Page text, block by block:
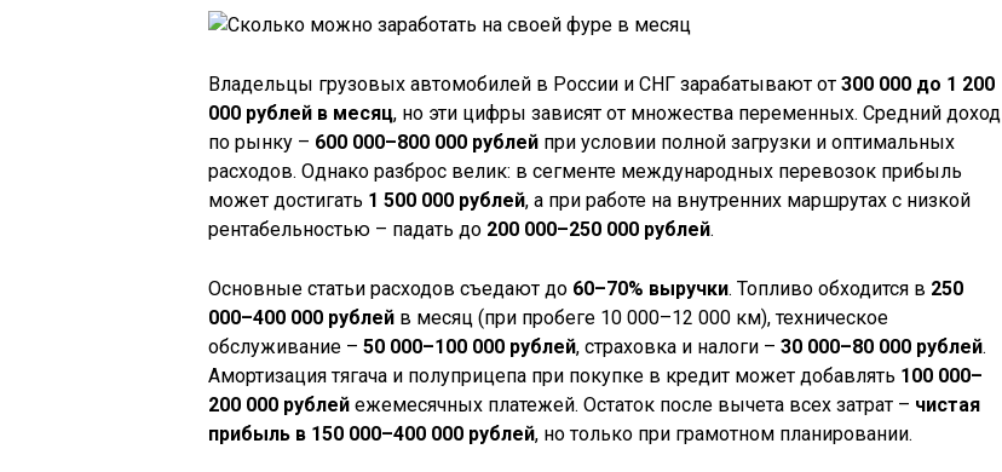
Владельцы грузовых автомобилей в России и СНГ зарабатывают от 300 000 до 1 200
000 рублей в месяц, но эти цифры зависят от множества переменных. Средний доход
по рынку – 600 000–800 000 рублей при условии полной загрузки и оптимальных
расходов. Однако разброс велик: в сегменте международных перевозок прибыль
может достигать 1 500 000 рублей, а при работе на внутренних маршрутах с низкой
рентабельностью – падать до 200 000–250 000 рублей.
Основные статьи расходов съедают до 60–70% выручки. Топливо обходится в 250
000–400 000 рублей в месяц (при пробеге 10 000–12 000 км), техническое
обслуживание – 50 000–100 000 рублей, страховка и налоги – 30 000–80 000 рублей.
Амортизация тягача и полуприцепа при покупке в кредит может добавлять 100 000–
200 000 рублей ежемесячных платежей. Остаток после вычета всех затрат – чистая
прибыль в 150 000–400 000 рублей, но только при грамотном планировании.